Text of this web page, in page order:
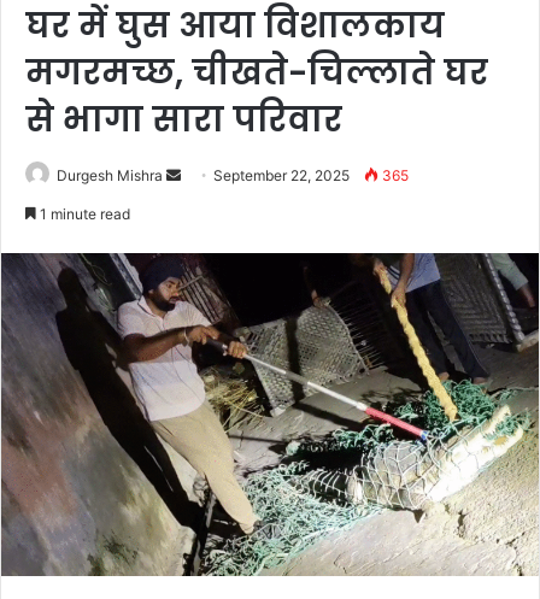
घर में घुस आया विशालकाय
मगरमच्छ, चीखते-चिल्लाते घर
से भागा सारा परिवार
Durgesh Mishra
Send September 22, 2025 365
1 minute read